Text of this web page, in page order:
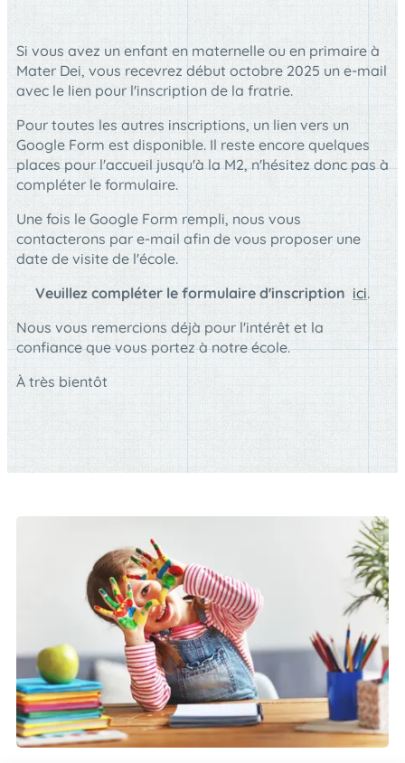
Si vous avez un enfant en maternelle ou en primaire à
Mater Dei, vous recevrez début octobre 2025 un e-mail
avec le lien pour l'inscription de la fratrie.
Pour toutes les autres inscriptions, un lien vers un
Google Form est disponible. Il reste encore quelques
places pour l'accueil jusqu'à la M2, n'hésitez donc pas à
compléter le formulaire.
Une fois le Google Form rempli, nous vous
contacterons par e-mail afin de vous proposer une
date de visite de l'école.
Veuillez compléter le formulaire d'inscription ici.
Nous vous remercions déjà pour l'intérêt et la
confiance que vous portez à notre école.
À très bientôt 😉